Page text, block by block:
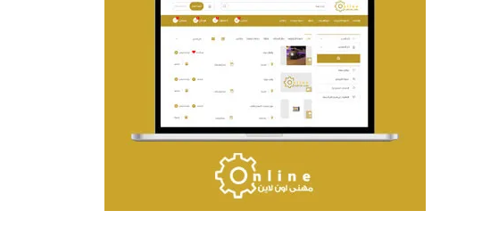
تصميم حراج مهنى
التفاصيل